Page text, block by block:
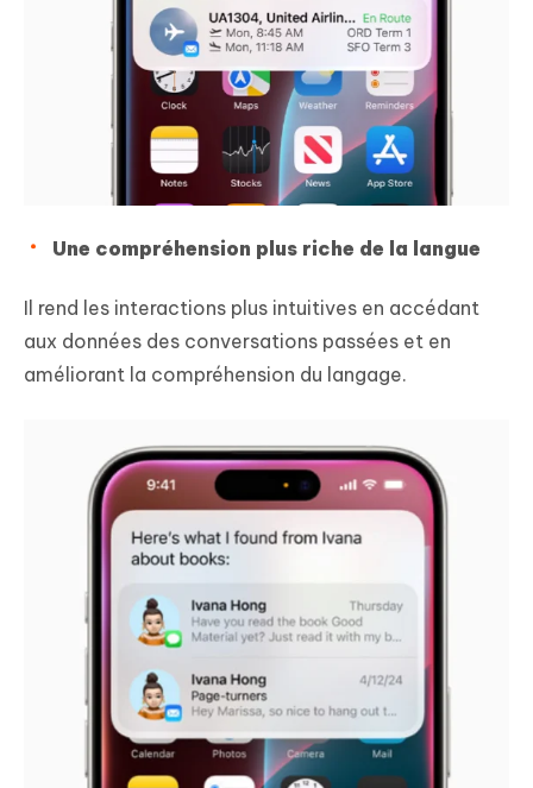
Une compréhension plus riche de la langue
Il rend les interactions plus intuitives en accédant
aux données des conversations passées et en
améliorant la compréhension du langage.